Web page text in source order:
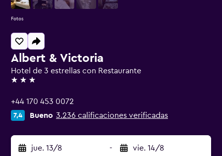
Albert & Victoria
Hotel de 3 estrellas con Restaurante
3 estrellas
+44 170 453 0072
7,4 Bueno 3.236 calificaciones verificadas
jue. 13/8 - vie. 14/8
Fotos